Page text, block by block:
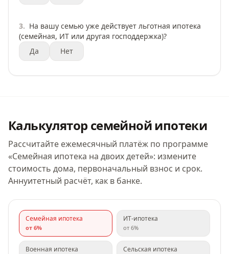
3. На вашу семью уже действует льготная ипотека
(семейная, ИТ или другая господдержка)?
Да
Нет
Калькулятор семейной ипотеки
Рассчитайте ежемесячный платёж по программе
«Семейная ипотека на двоих детей»: измените
стоимость дома, первоначальный взнос и срок.
Аннуитетный расчёт, как в банке.
Семейная ипотека
от 6%
ИТ-ипотека
от 6%
Военная ипотека Сельская ипотека